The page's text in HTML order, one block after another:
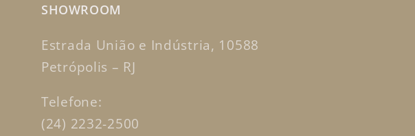
SHOWROOM
Estrada União e Indústria, 10588
Petrópolis – RJ
Telefone:
(24) 2232-2500